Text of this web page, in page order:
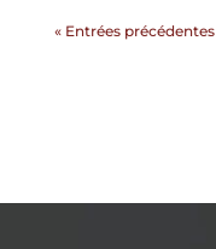
« Entrées précédentes